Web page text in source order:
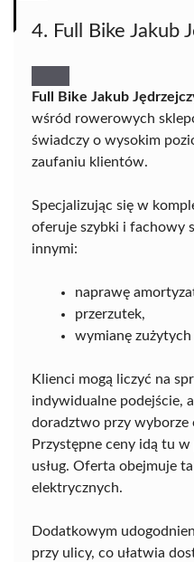
4. Full Bike Jakub
Full Bike Jakub
wśród rowerowych
świadczy o wysokim
zaufaniu klientów.
Specjalizując się w
oferuje szybki i fachowy
innymi:
naprawę
przerzutek,
wymianę
Klienci mogą liczyć na
indywidualne podejście,
doradztwo przy wyborze
Przystępne ceny idą tu
usług. Oferta obejmuje
elektrycznych.
Dodatkowym
przy ulicy, co ułatwia